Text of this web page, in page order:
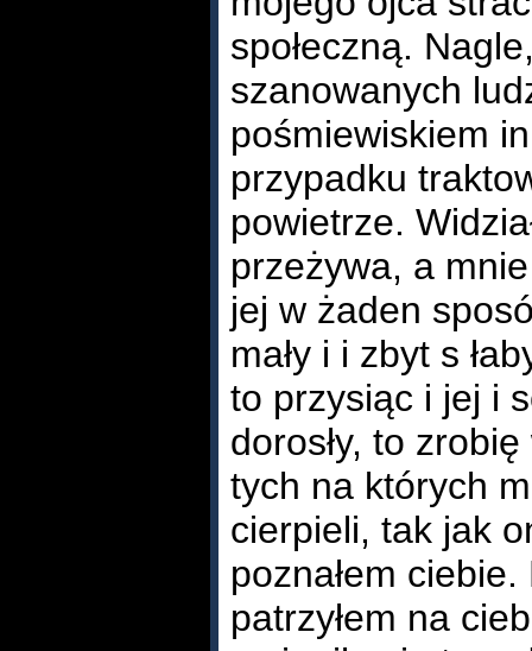
społeczną.
szanowanych
pośmiewiskiem
przypadku
powietrze.
przeżywa, a
jej w żaden
mały i i zbyt s
to przysiąc i jej i
dorosły, to
tych na których
cierpieli, tak jak
poznałem
patrzyłem na